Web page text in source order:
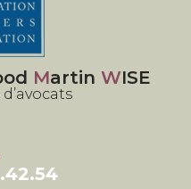
Martin WISE